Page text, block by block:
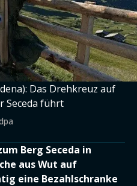
Das Drehkreuz auf
Seceda führt
Berg Seceda in
aus Wut auf
eine Bezahlschranke